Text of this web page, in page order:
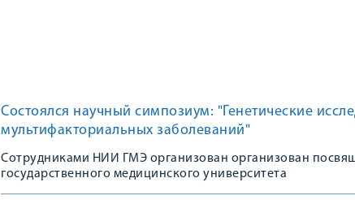
Состоялся научный симпозиум: "Генетические
мультифакториальных заболеваний"
Сотрудниками НИИ ГМЭ организован организован
государственного медицинского университета